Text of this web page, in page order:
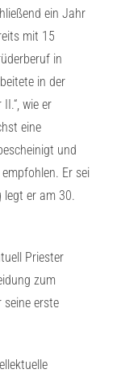
ein Jahr
mit 15
in
in der
wie er
eine
und
Er sei
legt er am 30.
Priester
zum
seine erste